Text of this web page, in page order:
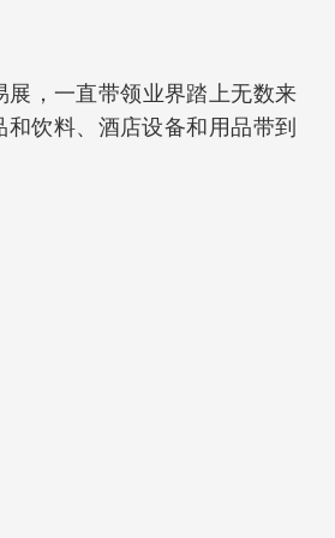
，一直带领业界踏上无数来
饮料、酒店设备和用品带到